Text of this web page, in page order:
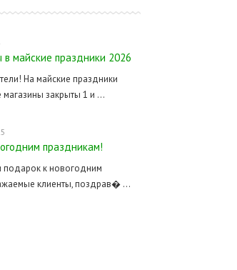
в майские праздники 2026
На майские праздники
закрыты 1 и ...
праздникам!
подарок к новогодним
клиенты, поздрав� ...